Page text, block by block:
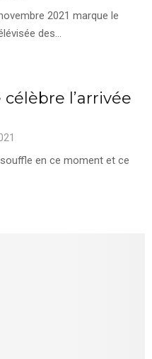
2021 marque le
des...
célèbre l’arrivée
en ce moment et ce